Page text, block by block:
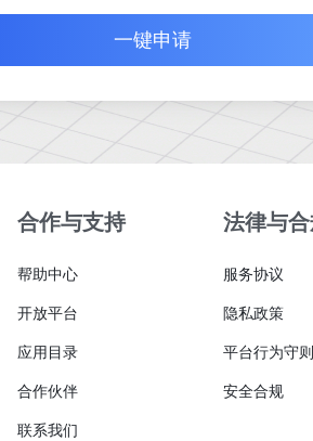
一键申请
合作与支持
帮助中心
开放平台
应用目录
合作伙伴
联系我们
法律与
服务协议
隐私政策
平台行为守则
安全合规